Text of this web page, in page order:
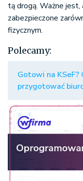
tą drogą. Ważne jest,
zabezpieczone
fizycznym.
Polecamy:
Gotowi na KSeF?
przygotować